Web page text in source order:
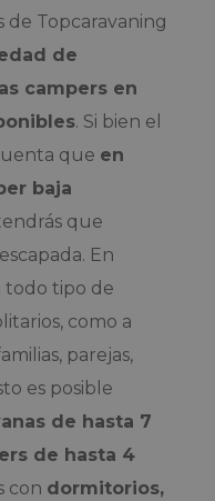
de Topcaravaning
de
campers en
. Si bien el
que en
baja
que
En
todo tipo de
como a
parejas,
es posible
de hasta 7
de hasta 4
con dormitorios,